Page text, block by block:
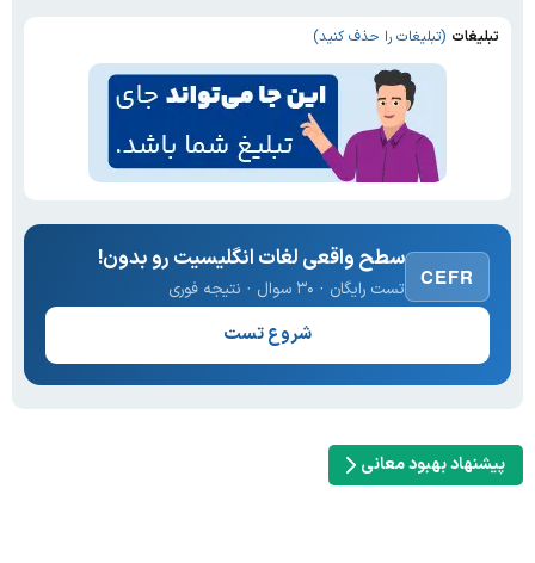
تبلیغات (تبلیغات را حذف کنید)
CEFR
سطح واقعی لغات انگلیسیت رو بدون!
تست رایگان · ۳۰ سوال · نتیجه فوری
شروع تست
پیشنهاد بهبود معانی